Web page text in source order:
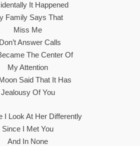
It Happened
Family Says That
Miss Me
Answer Calls
The Center Of
My Attention
Said That It Has
Jealousy Of You
I Look At Her Differently
Since I Met You
And In None